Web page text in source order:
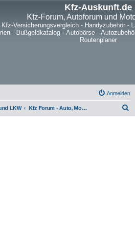
Kfz-Auskunft.de
Kfz-Forum, Autoforum und
Kfz-Versicherungsvergleich - Handyzubehör -
- Bußgeldkatalog- Autobörse-
Routenplaner
Anmelden
LKW Kfz Forum - Auto, Motorrad und LKW